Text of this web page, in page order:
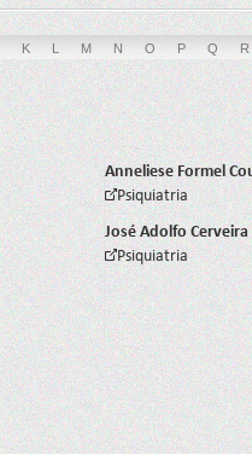
K L M N O P Q R
Anneliese Formel
Psiquiatria
José Adolfo Cerveira
Psiquiatria